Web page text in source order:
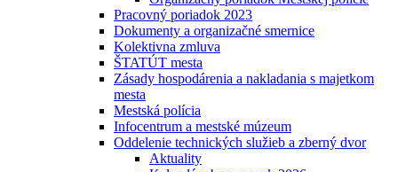
Pracovný poriadok 2023
Dokumenty a organizačné smernice
Kolektivna zmluva
ŠTATÚT mesta
Zásady hospodárenia a nakladania s majetkom
mesta
Mestská polícia
Infocentrum a mestské múzeum
Oddelenie technických služieb a zberný dvor
Aktuality